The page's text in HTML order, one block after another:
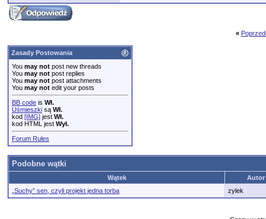
«
Zasady Postowania
You may not post new threads
You may not post replies
You may not post attachments
You may not edit your posts
BB code is Wł.
Uśmieszki są Wł.
kod [IMG] jest Wł.
kod HTML jest Wył.
Forum Rules
Podobne wątki
Wątek
Autor
„Suchy” sen, czyli projekt jedna torba
zylek